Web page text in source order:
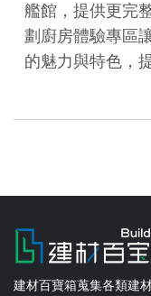
艦館，提供更完
劃廚房體驗專區
的魅力與特色，
建材百寶箱蒐集各類建